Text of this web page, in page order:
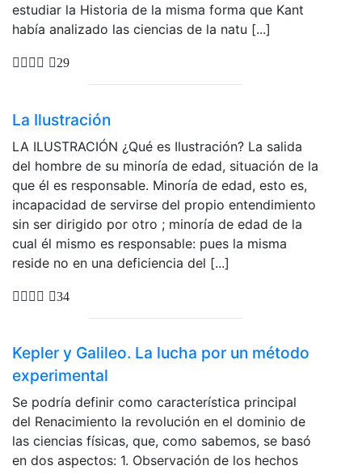
estudiar la Historia de la misma forma que Kant
había analizado las ciencias de la natu [...]
29
La Ilustración
LA ILUSTRACIÓN ¿Qué es Ilustración? La salida
del hombre de su minoría de edad, situación de la
que él es responsable. Minoría de edad, esto es,
incapacidad de servirse del propio entendimiento
sin ser dirigido por otro ; minoría de edad de la
cual él mismo es responsable: pues la misma
reside no en una deficiencia del [...]
34
Kepler y Galileo. La lucha por un método
experimental
Se podría definir como característica principal
del Renacimiento la revolución en el dominio de
las ciencias físicas, que, como sabemos, se basó
en dos aspectos: 1. Observación de los hechos